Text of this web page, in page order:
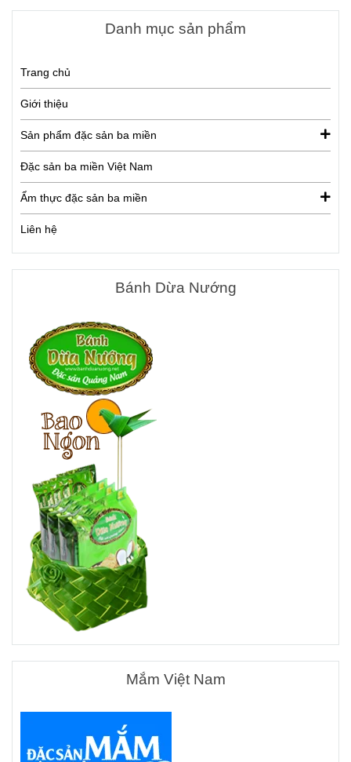
Danh mục sản phẩm
Trang chủ
Giới thiệu
Sản phẩm đặc sản ba miền
Đặc sản ba miền Việt Nam
Ẩm thực đặc sản ba miền
Liên hệ
Bánh Dừa Nướng
Mắm Việt Nam